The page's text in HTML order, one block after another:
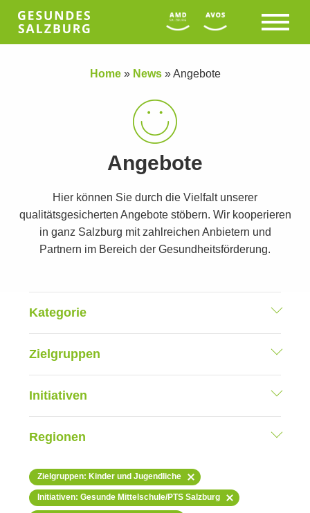
Home» News»Angebote
Angebote
Hier können Sie durch die Vielfalt unserer
qualitätsgesicherten Angebote stöbern. Wir kooperieren
in ganz Salzburg mit zahlreichen Anbietern und
Partnern im Bereich der Gesundheitsförderung.
Kategorie
Zielgruppen
Initiativen
Regionen
Zielgruppen: Kinder und Jugendliche
Initiativen: Gesunde Mittelschule/PTS Salzburg